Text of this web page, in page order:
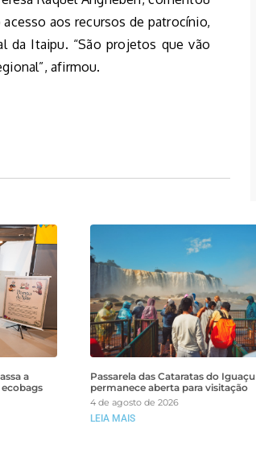
aos recursos de patrocínio,
da Itaipu. “São projetos que vão
afirmou.
a
Passarela das Cataratas do Iguaçu
permanece aberta para visitação
4 de agosto de 2026
LEIA MAIS